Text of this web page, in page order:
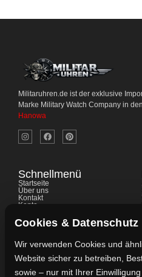
Militaruhren.de ist der exklusive
Marke Military Watch Company in
Hanowa
Schnellmenü
Startseite
Über uns
Kontakt
Konto
FAQ's
Ratgeber
Kontaktdaten
Cookies & Datenschutz
Wir verwenden Cookies und
Website sicher zu betreiben,
sowie – nur mit Ihrer